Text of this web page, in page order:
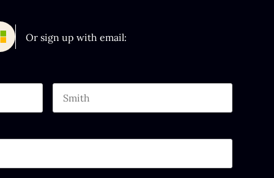
Or sign up with email:
and should be left unchanged.
Last name